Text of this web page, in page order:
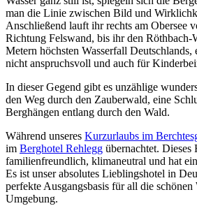
man die Linie zwischen Bild und
Anschließend lauft ihr rechts am Obersee
Richtung Felswand, bis ihr den Röthbach-
Metern höchsten Wasserfall
nicht anspruchsvoll und auch für
In dieser Gegend gibt es unzählige
den Weg durch den Zauberwald, eine
Berghängen entlang durch den Wald.
Während unseres Kurzurlaubs im
im Berghotel Rehlegg übernachtet. Dieses
familienfreundlich, klimaneutral und hat
Es ist unser absolutes Lieblingshotel in
perfekte Ausgangsbasis für all die
Umgebung.